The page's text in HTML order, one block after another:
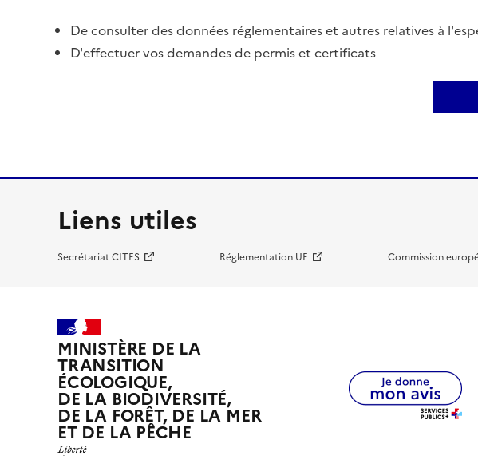
De consulter des données réglementaires et autres relatives à
D'effectuer vos demandes de permis et certificats
Liens utiles
Secrétariat CITES Réglementation UE Commission
MINISTÈRE DE LA
TRANSITION
ÉCOLOGIQUE,
DE LA BIODIVERSITÉ,
DE LA FORÊT, DE LA MER
ET DE LA PÊCHE